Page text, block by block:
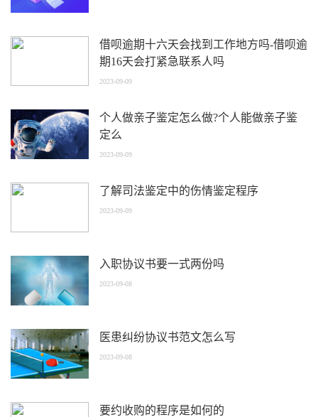
借呗逾期十六天会找到工作地方吗-借呗逾
期16天会打紧急联系人吗
2023-09-09
个人做亲子鉴定怎么做?个人能做亲子鉴
定么
2023-09-09
了解司法鉴定中的伤情鉴定程序
2023-09-09
入职协议书要一式两份吗
2023-09-08
医患纠纷协议书范文怎么写
2023-09-08
要约收购的程序是如何的